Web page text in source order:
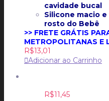
cavidade bucal
Silicone macio
rosto do Bebê
>> FRETE GRÁTIS
METROPOLITANAS E
R$13,01
Adicionar ao Carrinho
R$11,45